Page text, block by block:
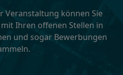
Veranstaltung können Sie
Ihren offenen Stellen in
und sogar Bewerbungen